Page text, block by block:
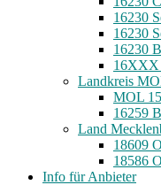
16230
16230
16230
16XXX
Landkreis
MOL
16259
Land
18609
18586
Info für Anbieter